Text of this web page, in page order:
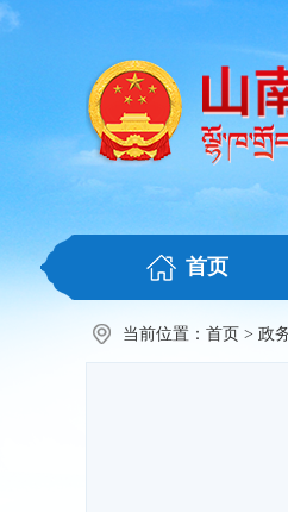
首页
当前位置： 首页 > 政